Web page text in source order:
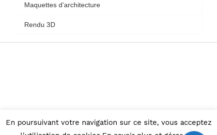
Maquettes d’architecture
Rendu 3D
© Copyright 2015 -2026 |Maquettes d'architecture
En poursuivant votre navigation sur ce site, vous acceptez